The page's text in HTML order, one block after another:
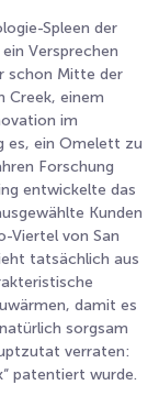
Spleen der
Versprechen
schon Mitte der
Creek, einem
im
es, ein Omelett zu
Forschung
entwickelte das
Kunden
Viertel von San
tatsächlich aus
damit es
sorgsam
verraten:
patentiert wurde.